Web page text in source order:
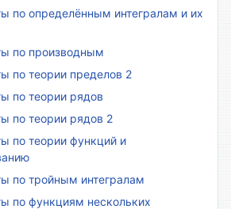
по определённым интегралам и их
по производным
по теории пределов 2
по теории рядов
по теории рядов 2
по теории функций и
по тройным интегралам
по функциям нескольких